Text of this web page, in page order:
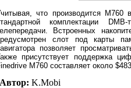
что производится
комплектации
Встроенных
слот под карты
позволяет
присутствует поддержка
M760 составляет около
Автор: K.Mobi